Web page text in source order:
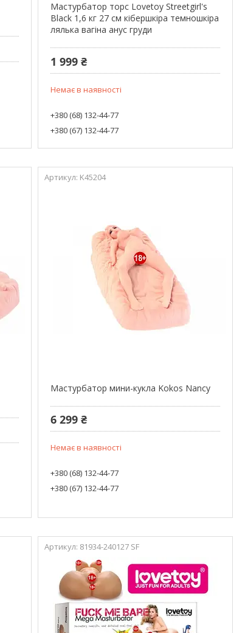
Мастурбатор торс Lovetoy Streetgirl's
Black 1,6 кг 27 см кібершкіра темношкіра
лялька вагіна анус груди
1 999 ₴
Немає в наявності
+380 (68) 132-44-77
+380 (67) 132-44-77
K45204
Мастурбатор мини-кукла Kokos Nancy
6 299 ₴
Немає в наявності
+380 (68) 132-44-77
+380 (67) 132-44-77
81934-240127 SF